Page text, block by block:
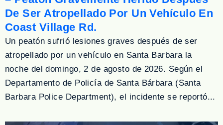
De Ser Atropellado Por Un Vehículo En
Coast Village Rd.
Un peatón sufrió lesiones graves después de ser
atropellado por un vehículo en Santa Barbara la
noche del domingo, 2 de agosto de 2026. Según el
Departamento de Policía de Santa Bárbara (Santa
Barbara Police Department), el incidente se reportó...